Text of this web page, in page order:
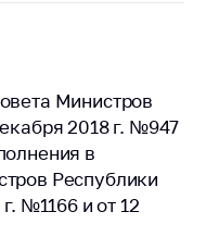
Министров
2018 г. №947
в
Республики
№1166 и от 12